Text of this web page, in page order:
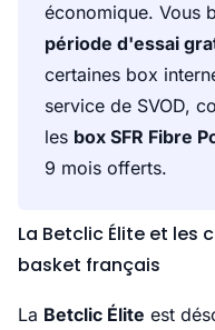
économique. Vous
période d'essai
certaines box
service de SVOD,
les box SFR Fibre
9 mois offerts.
La Betclic Élite et les
basket français
La Betclic Élite est